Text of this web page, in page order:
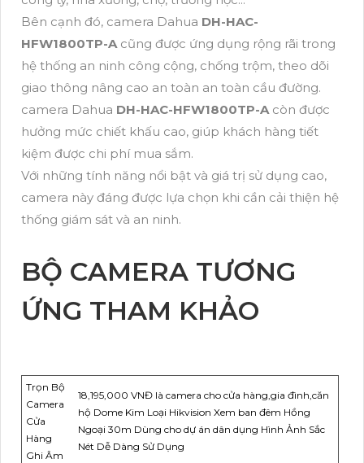
Bên cạnh đó, camera Dahua DH-HAC-
HFW1800TP-Acũng được ứng dụng rộng rãi trong
hệ thống an ninh công cộng, chống trộm, theo dõi
giao thông nâng cao an toàn an toàn cầu đường.
camera Dahua DH-HAC-HFW1800TP-Acòn được
hưởng mức chiết khấu cao, giúp khách hàng tiết
kiệm được chi phí mua sắm.
Với những tính năng nổi bật và giá trị sử dụng cao,
camera này đáng được lựa chọn khi cần cải thiện hệ
thống giám sát và an ninh.
BỘ CAMERA TƯƠNG
ỨNG THAM KHẢO
Trọn Bộ
Camera
Cửa
Hàng
Ghi Âm
18,195,000 VNĐ là camera cho cửa hàng,gia đình,căn
hộ Dome Kim Loại Hikvision Xem ban đêm Hồng
Ngoại 30m Dùng cho dự án dân dụng Hình Ảnh Sắc
Nét Dễ Dàng Sử Dụng